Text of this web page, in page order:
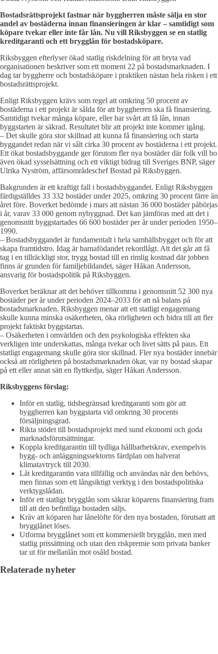
Bostadsrättsprojekt fastnar när byggherren måste sälja en stor
andel av bostäderna innan finansieringen är klar – samtidigt som
köpare tvekar eller inte får lån. Nu vill Riksbyggen se en statlig
kreditgaranti och ett brygglån för bostadsköpare.
Riksbyggen efterlyser ökad statlig riskdelning för att bryta vad
organisationen beskriver som ett moment 22 på bostadsmarknaden. I
dag tar byggherre och bostadsköpare i praktiken nästan hela risken i ett
bostadsrättsprojekt.
Enligt Riksbyggen krävs som regel att omkring 50 procent av
bostäderna i ett projekt är sålda för att byggherren ska få finansiering.
Samtidigt tvekar många köpare, eller har svårt att få lån, innan
byggstarten är säkrad. Resultatet blir att projekt inte kommer igång.
– Det skulle göra stor skillnad att kunna få finansiering och starta
byggandet redan när vi sålt cirka 30 procent av bostäderna i ett projekt.
Ett ökat bostadsbyggande ger förutom fler nya bostäder där folk vill bo
även ökad sysselsättning och ett viktigt bidrag till Sveriges BNP, säger
Ulrika Nyström, affärsområdeschef Bostad på Riksbyggen.
Bakgrunden är ett kraftigt fall i bostadsbyggandet. Enligt Riksbyggen
färdigställdes 33 332 bostäder under 2025, omkring 30 procent färre än
året före. Boverket bedömde i mars att nästan 36 000 bostäder påbörjas
i år, varav 33 000 genom nybyggnad. Det kan jämföras med att det i
genomsnitt byggstartades 66 600 bostäder per år under perioden 1950–
1990.
– Bostadsbyggandet är fundamentalt i hela samhällsbygget och för att
skapa framtidstro. Idag är barnafödandet rekordlågt. Att det går att få
tag i en tillräckligt stor, trygg bostad till en rimlig kostnad där jobben
finns är grunden för familjebildandet, säger Håkan Andersson,
ansvarig för bostadspolitik på Riksbyggen.
Boverket beräknar att det behöver tillkomma i genomsnitt 52 300 nya
bostäder per år under perioden 2024–2033 för att nå balans på
bostadsmarknaden. Riksbyggen menar att ett statligt engagemang
skulle kunna minska osäkerheten, öka rörligheten och bidra till att fler
projekt faktiskt byggstartas.
– Osäkerheten i omvärlden och den psykologiska effekten ska
verkligen inte underskattas, många tvekar och livet sätts på paus. Ett
statligt engagemang skulle göra stor skillnad. Fler nya bostäder innebär
också att rörligheten på bostadsmarknaden ökar, var ny bostad skapar
på ett eller annat sätt en flyttkedja, säger Håkan Andersson.
Riksbyggens förslag:
Inför en statlig, tidsbegränsad kreditgaranti som gör att
byggherren kan byggstarta vid omkring 30 procents
försäljningsgrad.
Rikta stödet till bostadsprojekt med sund ekonomi och goda
marknadsförutsättningar.
Koppla kreditgarantin till tydliga hållbarhetskrav, exempelvis
bygg- och anläggningssektorns färdplan om halverat
klimatavtryck till 2030.
Låt kreditgarantin vara tillfällig och användas när den behövs,
men finnas som ett långsiktigt verktyg i den bostadspolitiska
verktygslådan.
Inför ett statligt brygglån som säkrar köparens finansiering fram
till att den befintliga bostaden säljs.
Kräv att köparen har lånelöfte för den nya bostaden, förutsatt att
brygglånet löses.
Utforma brygglånet som ett kommersiellt brygglån, men med
statlig prissättning och utan den riskpremie som privata banker
tar ut för mellanlån mot osåld bostad.
Relaterade nyheter